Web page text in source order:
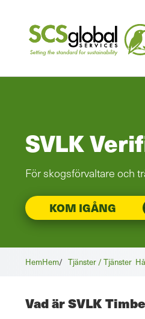
SVLK
För skogsförvaltare och
KOM IGÅNG
Hem /
Hem Tjänster / Tjänster
Vad är SVLK